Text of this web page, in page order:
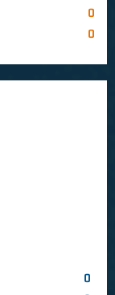
0
0
0